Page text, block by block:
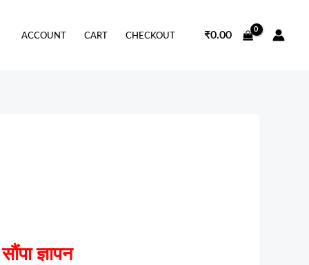
ACCOUNT CART CHECKOUT ₹0.00
ज्ञापन